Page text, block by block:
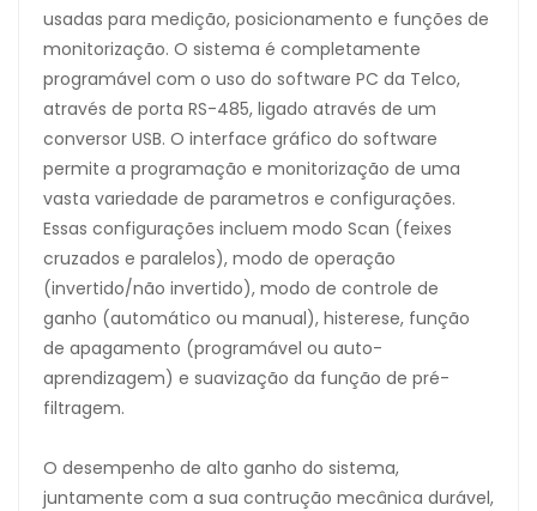
usadas para medição, posicionamento e funções de
monitorização. O sistema é completamente
programável com o uso do software PC da Telco,
através de porta RS-485, ligado através de um
conversor USB. O interface gráfico do software
permite a programação e monitorização de uma
vasta variedade de parametros e configurações.
Essas configurações incluem modo Scan (feixes
cruzados e paralelos), modo de operação
(invertido/não invertido), modo de controle de
ganho (automático ou manual), histerese, função
de apagamento (programável ou auto-
aprendizagem) e suavização da função de pré-
filtragem.
O desempenho de alto ganho do sistema,
juntamente com a sua contrução mecânica durável,